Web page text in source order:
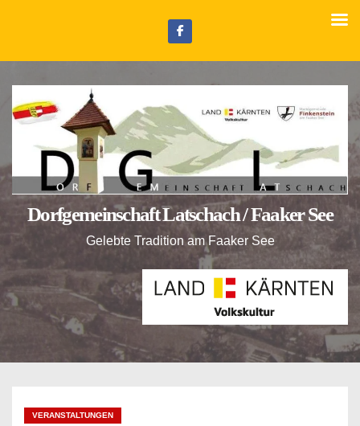
l
n
Dorfgemeinschaft Latschach / Faaker See
Gelebte Tradition am Faaker See
VERANSTALTUNGEN